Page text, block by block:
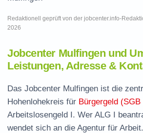
Redaktionell geprüft von der jobcenter.info-
2026
Jobcenter Mulfingen und
Leistungen, Adresse &
Das Jobcenter Mulfingen ist die
Hohenlohekreis für Bürgergeld (SGB
Arbeitslosengeld I. Wer ALG I
wendet sich an die Agentur für